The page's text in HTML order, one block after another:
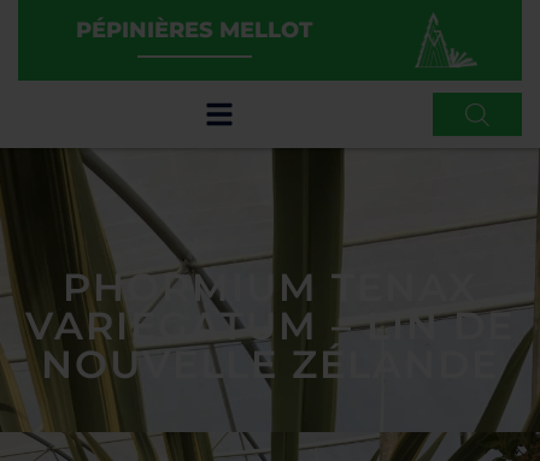
PÉPINIÈRES MELLOT
PHORMIUM TENAX
VARIEGATUM – LIN DE
NOUVELLE ZÉLANDE